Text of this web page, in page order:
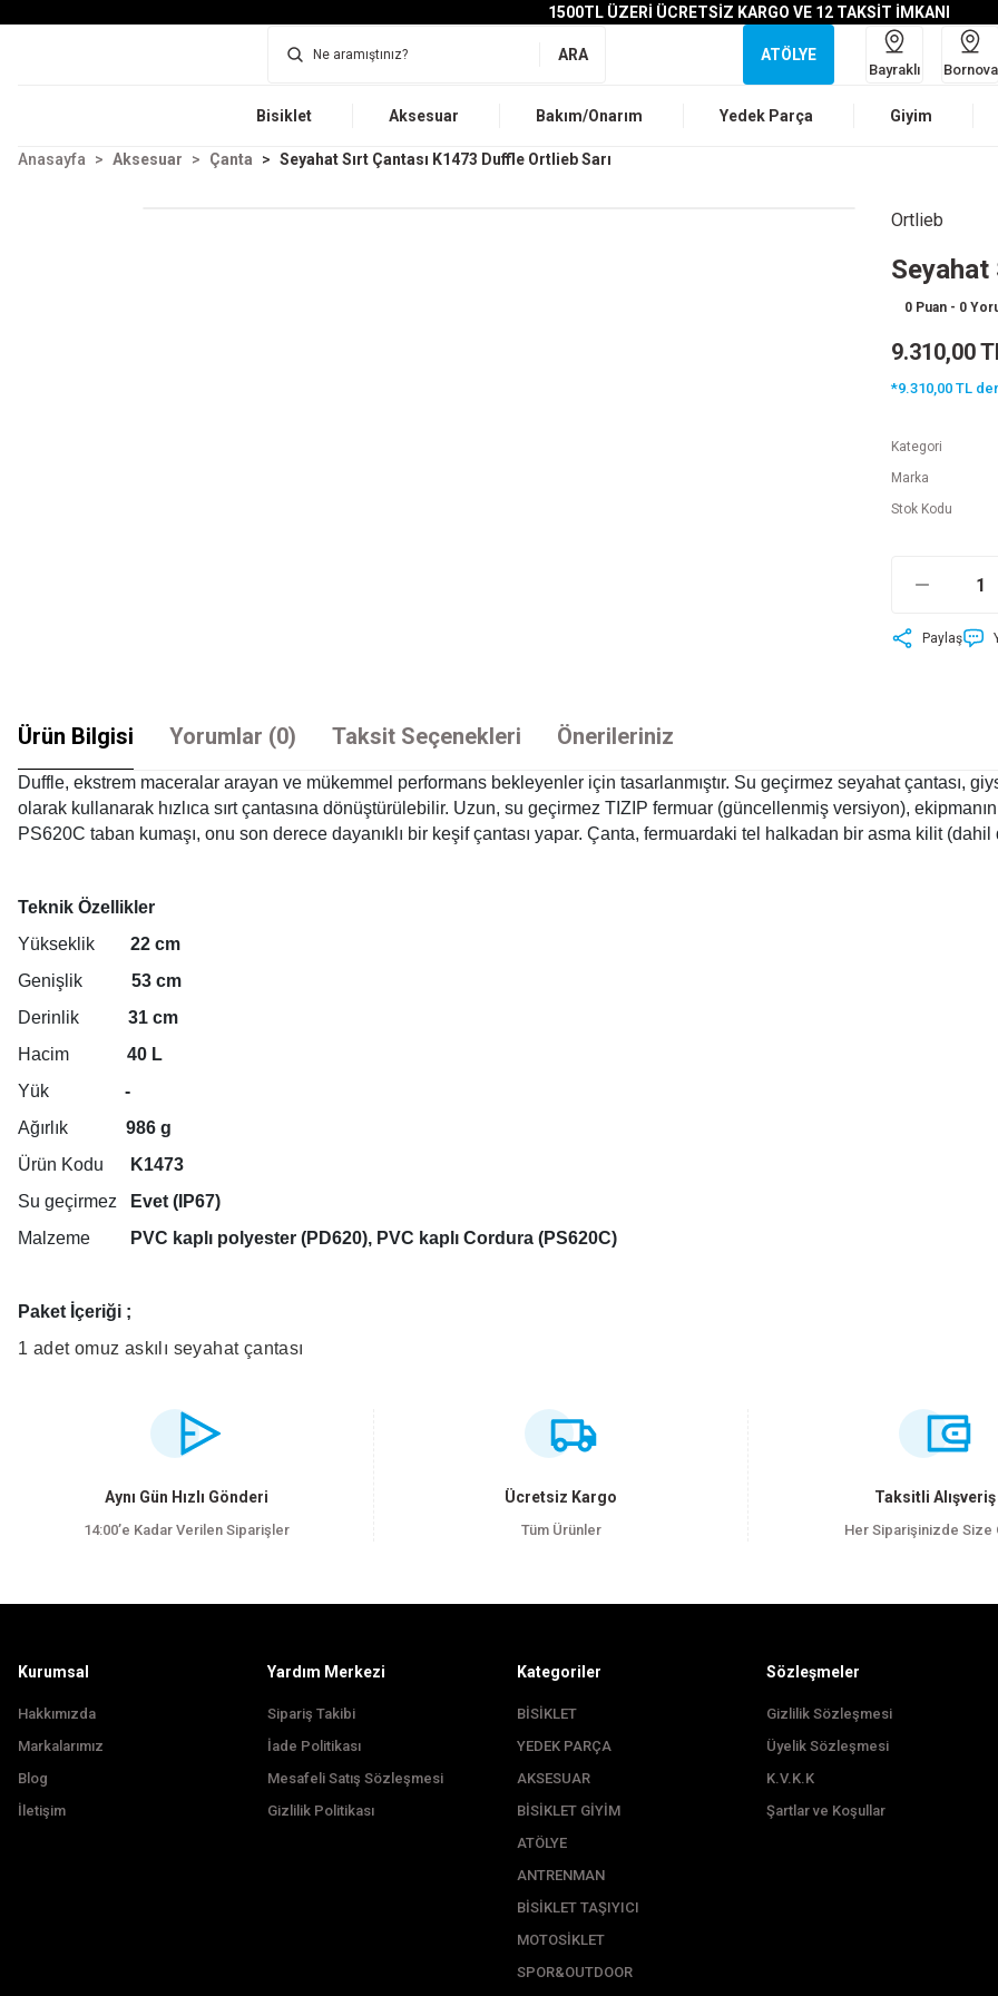
1500TL ÜZERİ ÜCRETSİZ KARGO VE 12 TAKSİT İMKANI
ARA ATÖLYE
Bayraklı Bornova
Bisiklet Aksesuar Bakım/Onarım Yedek Parça Giyim
Anasayfa Aksesuar Çanta Seyahat Sırt Çantası K1473 Duffle Ortlieb Sarı
Ortlieb
Seyahat
0 Puan - 0
9.310,00
*9.310,00 TL
Kategori
Marka
Stok Kodu
Paylaş
Ürün Bilgisi Yorumlar (0) Taksit Seçenekleri Önerileriniz
Duffle, ekstrem maceralar arayan ve mükemmel performans bekleyenler için tasarlanmıştır. Su geçirmez seyahat çantası,
olarak kullanarak hızlıca sırt çantasına dönüştürülebilir. Uzun, su geçirmez TIZIP fermuar (güncellenmiş versiyon),
PS620C taban kumaşı, onu son derece dayanıklı bir keşif çantası yapar. Çanta, fermuardaki tel halkadan bir asma kilit
Teknik Özellikler
Yükseklik
22 cm
Genişlik
53 cm
Derinlik
31 cm
Hacim
40 L
Yük
-
Ağırlık
986 g
Ürün Kodu
K1473
Su geçirmez
Evet (IP67)
Malzeme
PVC kaplı polyester (PD620), PVC kaplı Cordura (PS620C)
Paket İçeriği ;
1 adet omuz askılı seyahat çantası
Görüş ve önerileriniz için teşekkür ederiz.
Ürün açıklamasında eksik bilgiler bulunuyor.
Ürün bilgilerinde hatalar bulunuyor.
Aynı Gün Hızlı Gönderi
14:00’e Kadar Verilen Siparişler
Ücretsiz Kargo
Tüm Ürünler
Taksitli Alışveriş
Her Siparişinizde Size
Kurumsal
Hakkımızda
Markalarımız
Blog
İletişim
Yardım Merkezi
Sipariş Takibi
İade Politikası
Mesafeli Satış Sözleşmesi
Gizlilik Politikası
Kategoriler
BİSİKLET
YEDEK PARÇA
AKSESUAR
BİSİKLET GİYİM
ATÖLYE
ANTRENMAN
BİSİKLET TAŞIYICI
MOTOSİKLET
SPOR&OUTDOOR
Sözleşmeler
Gizlilik Sözleşmesi
Üyelik Sözleşmesi
K.V.K.K
Şartlar ve Koşullar